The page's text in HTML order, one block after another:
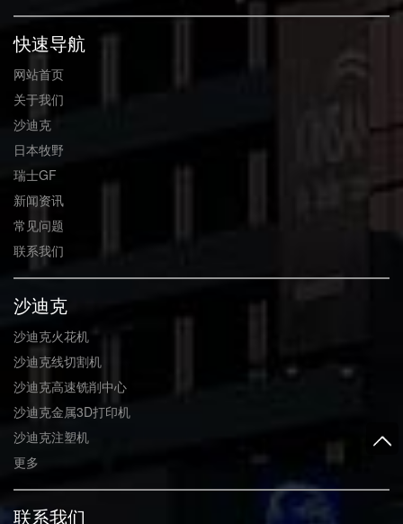
快速导航
网站首页
关于我们
沙迪克
日本牧野
瑞士GF
新闻资讯
常见问题
联系我们
沙迪克
沙迪克火花机
沙迪克线切割机
沙迪克高速铣削中心
沙迪克金属3D打印机
沙迪克注塑机
更多
联系我们